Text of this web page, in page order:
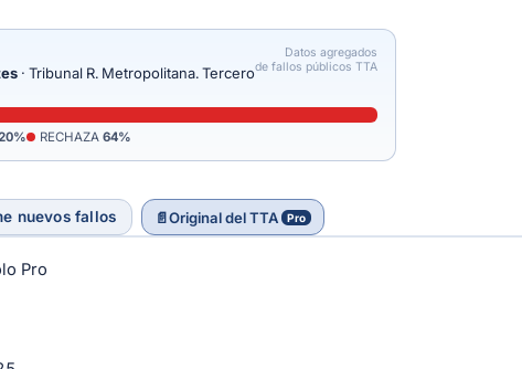
· Tribunal R. Metropolitana. Tercero
Datos agregados
de fallos públicos TTA
RECHAZA 64%
nuevos fallos 📄Original del TTA Pro
Pro